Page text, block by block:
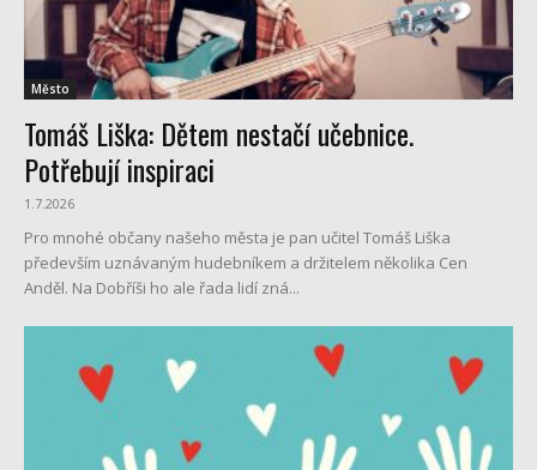
Město
Tomáš Liška: Dětem nestačí učebnice.
Potřebují inspiraci
1.7.2026
Pro mnohé občany našeho města je pan učitel Tomáš Liška
především uznávaným hudebníkem a držitelem několika Cen
Anděl. Na Dobříši ho ale řada lidí zná...